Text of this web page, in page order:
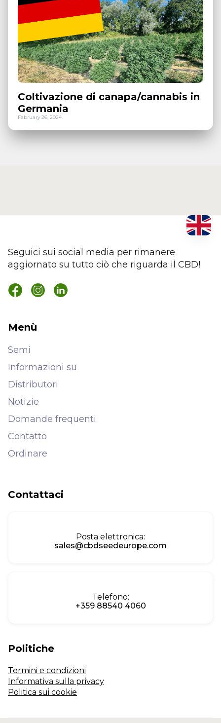
Coltivazione di canapa/cannabis in
Germania
February 26, 2024
Seguici sui social media per rimanere
aggiornato su tutto ciò che riguarda il CBD!
Menù
Semi
Informazioni su
Distributori
Notizie
Domande frequenti
Contatto
Ordinare
Contattaci
Posta elettronica:
sales@cbdseedeurope.com
Telefono:
+359 88540 4060
Politiche
Termini e condizioni
Informativa sulla privacy
Politica sui cookie